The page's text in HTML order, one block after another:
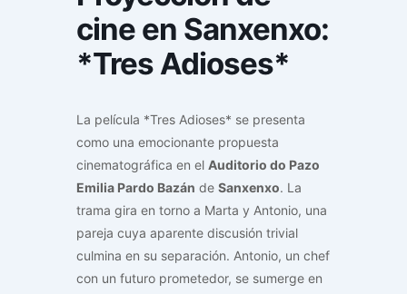
cine en Sanxenxo:
*Tres Adioses*
La película *Tres Adioses* se presenta
como una emocionante propuesta
cinematográfica en el Auditorio do Pazo
Emilia Pardo Bazán de Sanxenxo. La
trama gira en torno a Marta y Antonio, una
pareja cuya aparente discusión trivial
culmina en su separación. Antonio, un chef
con un futuro prometedor, se sumerge en